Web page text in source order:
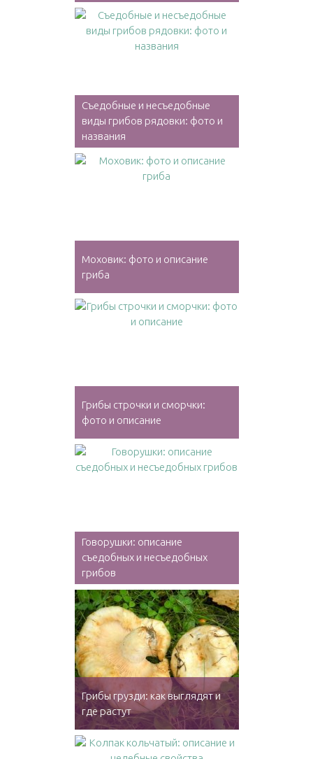
Съедобные и несъедобные
виды грибов рядовки: фото и
названия
Моховик: фото и описание
гриба
Грибы строчки и сморчки:
фото и описание
Говорушки: описание
съедобных и несъедобных
грибов
Грибы грузди: как выглядят и
где растут